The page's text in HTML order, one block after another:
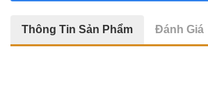
Tượng Chú Tiểu
Thông Tin Sản Phẩm Đánh Giá